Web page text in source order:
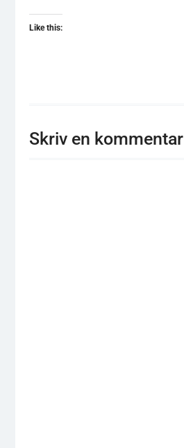
Like this:
Skriv en kommentar